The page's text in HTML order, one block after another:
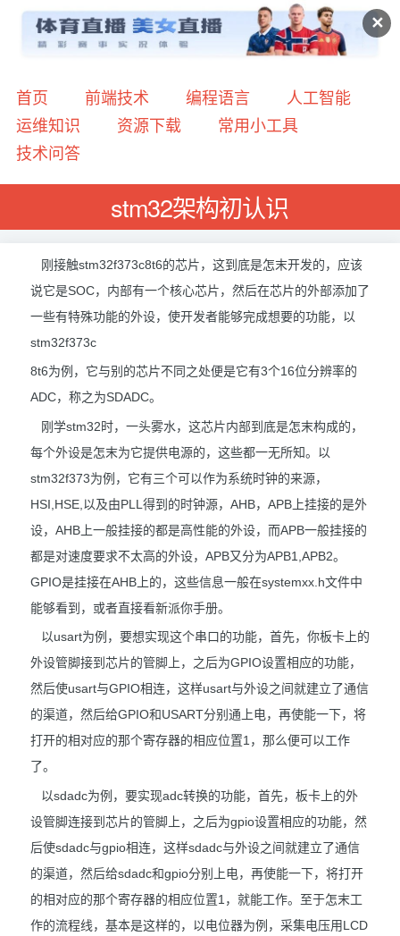
✕
首页 前端技术 编程语言
人工智能
运维知识
资源下载
常用小工具
技术问答
stm32架构初认识
刚接触stm32f373c8t6的芯片，这到底是怎末开发的，应该
说它是SOC，内部有一个核心芯片，然后在芯片的外部添加了
一些有特殊功能的外设，使开发者能够完成想要的功能，以
stm32f373c
8t6为例，它与别的芯片不同之处便是它有3个16位分辨率的
ADC，称之为SDADC。
刚学stm32时，一头雾水，这芯片内部到底是怎末构成的，
每个外设是怎末为它提供电源的，这些都一无所知。以
stm32f373为例，它有三个可以作为系统时钟的来源，
HSI,HSE,以及由PLL得到的时钟源，AHB，APB上挂接的是外
设，AHB上一般挂接的都是高性能的外设，而APB一般挂接的
都是对速度要求不太高的外设，APB又分为APB1,APB2。
GPIO是挂接在AHB上的，这些信息一般在systemxx.h文件中
能够看到，或者直接看新派你手册。
以usart为例，要想实现这个串口的功能，首先，你板卡上的
外设管脚接到芯片的管脚上，之后为GPIO设置相应的功能，
然后使usart与GPIO相连，这样usart与外设之间就建立了通信
的渠道，然后给GPIO和USART分别通上电，再使能一下，将
打开的相对应的那个寄存器的相应位置1，那么便可以工作
了。
以sdadc为例，要实现adc转换的功能，首先，板卡上的外
设管脚连接到芯片的管脚上，之后为gpio设置相应的功能，然
后使sdadc与gpio相连，这样sdadc与外设之间就建立了通信
的渠道，然后给sdadc和gpio分别上电，再使能一下，将打开
的相对应的那个寄存器的相应位置1，就能工作。至于怎末工
作的流程线，基本是这样的，以电位器为例，采集电压用LCD